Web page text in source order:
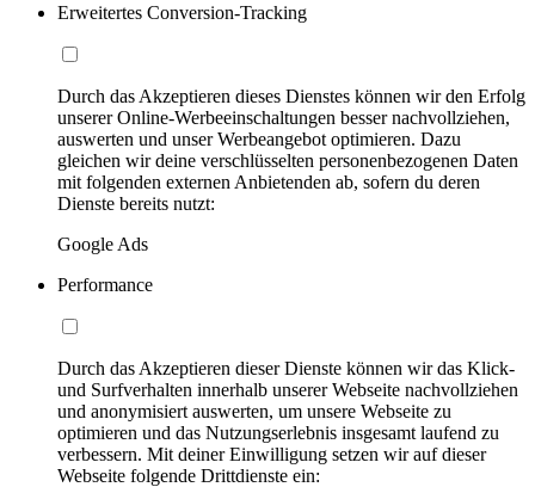
Erweitertes Conversion-Tracking
Durch das Akzeptieren dieses Dienstes können wir den Erfolg
unserer Online-Werbeeinschaltungen besser nachvollziehen,
auswerten und unser Werbeangebot optimieren. Dazu
gleichen wir deine verschlüsselten personenbezogenen Daten
mit folgenden externen Anbietenden ab, sofern du deren
Dienste bereits nutzt:
Google Ads
Performance
Durch das Akzeptieren dieser Dienste können wir das Klick-
und Surfverhalten innerhalb unserer Webseite nachvollziehen
und anonymisiert auswerten, um unsere Webseite zu
optimieren und das Nutzungserlebnis insgesamt laufend zu
verbessern. Mit deiner Einwilligung setzen wir auf dieser
Webseite folgende Drittdienste ein: